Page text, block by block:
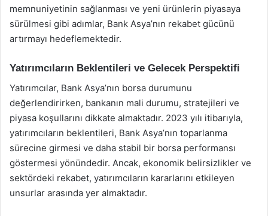
memnuniyetinin sağlanması ve yeni ürünlerin piyasaya
sürülmesi gibi adımlar, Bank Asya’nın rekabet gücünü
artırmayı hedeflemektedir.
Yatırımcıların Beklentileri ve Gelecek Perspektifi
Yatırımcılar, Bank Asya’nın borsa durumunu
değerlendirirken, bankanın mali durumu, stratejileri ve
piyasa koşullarını dikkate almaktadır. 2023 yılı itibarıyla,
yatırımcıların beklentileri, Bank Asya’nın toparlanma
sürecine girmesi ve daha stabil bir borsa performansı
göstermesi yönündedir. Ancak, ekonomik belirsizlikler ve
sektördeki rekabet, yatırımcıların kararlarını etkileyen
unsurlar arasında yer almaktadır.